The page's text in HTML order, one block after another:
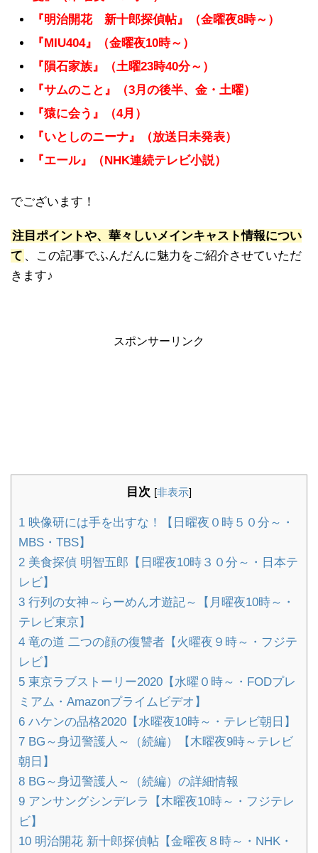
『明治開花 新十郎探偵帖』（金曜夜8時～）
『MIU404』（金曜夜10時～）
『隕石家族』（土曜23時40分～）
『サムのこと』（3月の後半、金・土曜）
『猿に会う』（4月）
『いとしのニーナ』（放送日未発表）
『エール』（NHK連続テレビ小説）
でございます！
注目ポイントや、華々しいメインキャスト情報につい
て 、この記事でふんだんに魅力をご紹介させていただ
きます♪
スポンサーリンク
目次 [非表示]
1 映像研には手を出すな！【日曜夜０時５０分～・
MBS・TBS】
2 美食探偵 明智五郎【日曜夜10時３０分～・日本テ
レビ】
3 行列の女神～らーめん才遊記～【月曜夜10時～・
テレビ東京】
4 竜の道 二つの顔の復讐者【火曜夜９時～・フジテ
レビ】
5 東京ラブストーリー2020【水曜０時～・FODプレ
ミアム・Amazonプライムビデオ】
6 ハケンの品格2020【水曜夜10時～・テレビ朝日】
7 BG～身辺警護人～（続編）【木曜夜9時～テレビ
朝日】
8 BG～身辺警護人～（続編）の詳細情報
9 アンサングシンデレラ【木曜夜10時～・フジテレ
ビ】
10 明治開花 新十郎探偵帖【金曜夜８時～・NHK・